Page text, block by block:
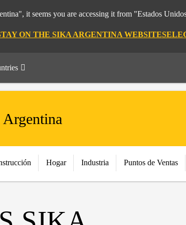
it seems you are accessing it from "Estados
ON THE SIKA ARGENTINA WEBSITE
Argentina
Hogar Industria Puntos de Ventas